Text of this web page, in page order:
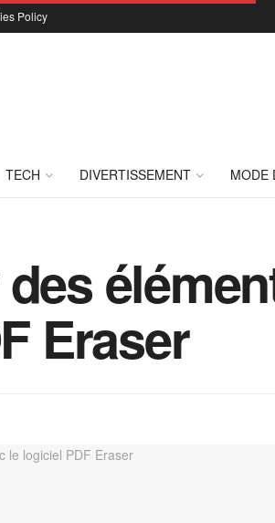
Policy
TECH DIVERTISSEMENT MODE
Eraser